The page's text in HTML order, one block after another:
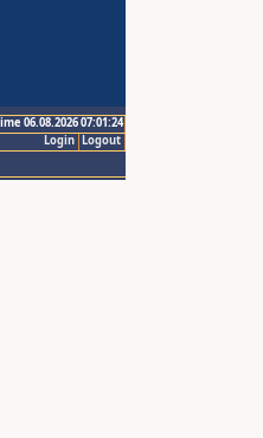
06.08.2026 07:01:24
Logout
Login